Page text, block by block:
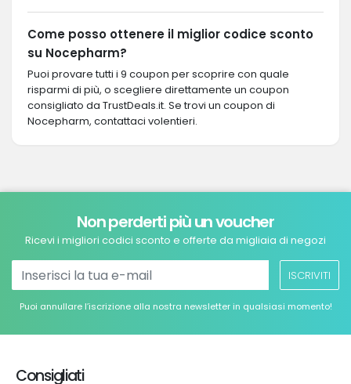
Come posso ottenere il miglior codice sconto
su Nocepharm?
Puoi provare tutti i 9 coupon per scoprire con quale
risparmi di più, o scegliere direttamente un coupon
consigliato da TrustDeals.it. Se trovi un coupon di
Nocepharm, contattaci volentieri.
Non perderti più un voucher
Ricevi i migliori codici sconto e offerte da migliaia di negozi
ISCRIVITI
Puoi annullare l’iscrizione alla nostra newsletter in qualsiasi momento!
Consigliati